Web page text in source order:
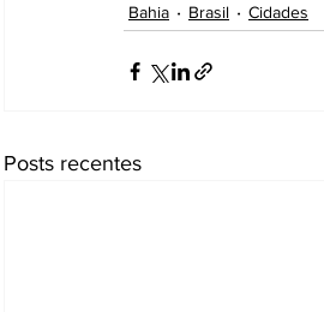
Bahia Brasil Cidades
Posts recentes